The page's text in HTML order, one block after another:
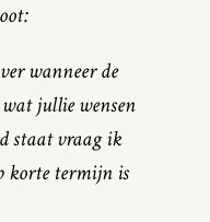
wanneer de
jullie wensen
staat vraag ik
korte termijn is